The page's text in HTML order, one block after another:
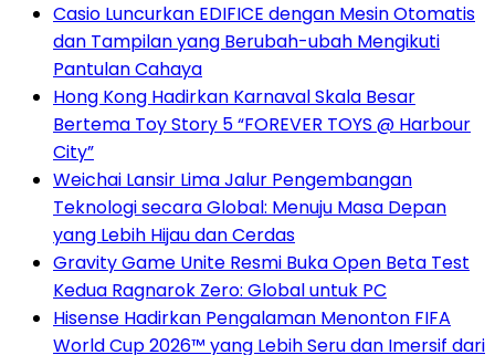
Casio Luncurkan EDIFICE dengan Mesin Otomatis
dan Tampilan yang Berubah-ubah Mengikuti
Pantulan Cahaya
Hong Kong Hadirkan Karnaval Skala Besar
Bertema Toy Story 5 “FOREVER TOYS @ Harbour
City”
Weichai Lansir Lima Jalur Pengembangan
Teknologi secara Global: Menuju Masa Depan
yang Lebih Hijau dan Cerdas
Gravity Game Unite Resmi Buka Open Beta Test
Kedua Ragnarok Zero: Global untuk PC
Hisense Hadirkan Pengalaman Menonton FIFA
World Cup 2026™ yang Lebih Seru dan Imersif dari